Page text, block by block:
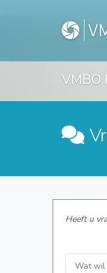
VMBO
Heeft u